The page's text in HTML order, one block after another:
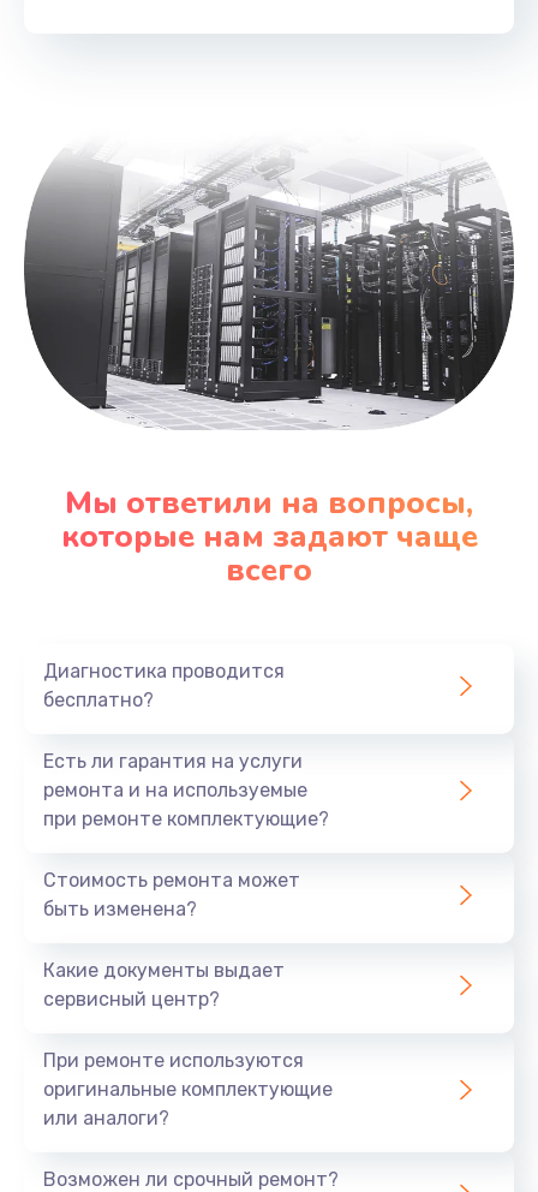
Мы ответили на вопросы,
которые нам задают чаще
всего
Диагностика проводится
бесплатно?
Есть ли гарантия на услуги
ремонта и на используемые
при ремонте комплектующие?
Стоимость ремонта может
быть изменена?
Какие документы выдает
сервисный центр?
При ремонте используются
оригинальные комплектующие
или аналоги?
Возможен ли срочный ремонт?